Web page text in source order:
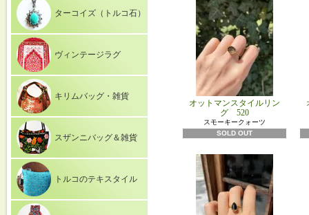
ターコイズ（トルコ石）
ヴィンテージラグ
キリムバッグ・雑貨
スザンニバッグ＆雑貨
トルコのテキスタイル
オットマンスタイルリン
グ 520
スモーキークォーツ
SOLD OUT